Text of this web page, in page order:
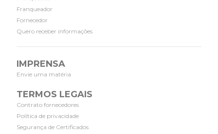
Franqueador
Fornecedor
Quero receber informações
IMPRENSA
Envie uma matéria
TERMOS LEGAIS
Contrato fornecedores
Política de privacidade
Segurança de Certificados